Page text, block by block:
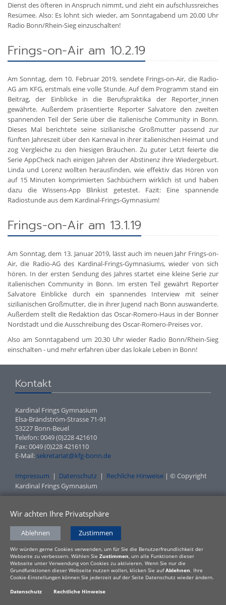
Dienst des öfteren in Anspruch nimmt, und zieht ein aufschlussreiches
Resümee. Also: Es lohnt sich wieder, am Sonntagabend um 20.00 Uhr
Radio Bonn/Rhein-Sieg einzuschalten!
Frings-on-Air am 10.2.19
Am Sonntag, dem 10. Februar 2019, sendete Frings-on-Air, die Radio-
AG am KFG, erstmals eine volle Stunde. Auf dem Programm stand ein
Beitrag, der Einblicke in die Berufspraktika der Reporter_innen
gewährte. Außerdem präsentierte Reporter Salvatore den zweiten
spannenden Teil der Serie über die italienische Community in Bonn.
Dieses Mal berichtete seine sizilianische Großmutter passend zur
fünften Jahreszeit über den Karneval in ihrer italienischen Heimat und
zog Vergleiche zu den hiesigen Bräuchen. Zu guter Letzt feierte die
Serie AppCheck nach einigen Jahren der Abstinenz ihre Wiedergeburt.
Linda und Lorenz wollten herausfinden, wie effektiv das Hören von
auf 15 Minuten komprimierten Sachbüchern wirklich ist und haben
dazu die Wissens-App Blinkist getestet. Fazit: Eine spannende
Radiostunde aus dem Kardinal-Frings-Gymnasium!
Frings-on-Air am 13.1.19
Am Sonntag, dem 13. Januar 2019, lässt auch im neuen Jahr Frings-on-
Air, die Radio-AG des Kardinal-Frings-Gymnasiums, wieder von sich
hören. In der ersten Sendung des Jahres startet eine kleine Serie zur
italienischen Community in Bonn. Im ersten Teil gewährt Reporter
Salvatore Einblicke durch ein spannendes Interview mit seiner
sizilianischen Großmutter, die in ihrer Jugend nach Bonn auswanderte.
Außerdem stellt die Redaktion das Oscar-Romero-Haus in der Bonner
Nordstadt und die Ausschreibung des Oscar-Romero-Preises vor.
Also am Sonntagabend um 20.30 Uhr wieder Radio Bonn/Rhein-Sieg
einschalten - und mehr erfahren über das lokale Leben in Bonn!
Kontakt
Kardinal Frings Gymnasium
Elsa-Brändström-Strasse 71-91
53227 Bonn-Beuel
Telefon: 0049 (0)228 421610
Fax: 0049 (0)228 4216110
E-Mail: sekretariat@kfg-bonn.de
Impressum | Datenschutz | Rechliche Hinweise | © Copyright
Kardinal Frings Gymnasium
Wir achten Ihre Privatsphäre
Ablehnen Zustimmen
Wir würden gerne Cookies verwenden, um für Sie die Benutzerfreundlichkeit der
Webseite zu verbessern. Wählen Sie Zustimmen, um alle Funktionen dieser
Webseite unter Verwendung von Cookies zu aktivieren. Wenn Sie nur die
Grundfunktionen dieser Webseite nutzen wollen, klicken Sie aufAblehnen. Ihre
Cookie-Einstellungen können Sie jederzeit auf der Seite Datenschutz wieder ändern.
Datenschutz
Rechtliche Hinweise